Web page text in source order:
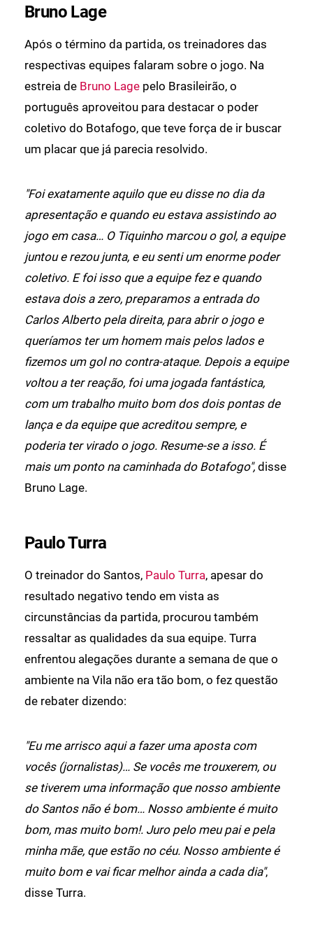
Bruno Lage
Após o término da partida, os treinadores das
respectivas equipes falaram sobre o jogo. Na
estreia de Bruno Lage pelo Brasileirão, o
português aproveitou para destacar o poder
coletivo do Botafogo, que teve força de ir buscar
um placar que já parecia resolvido.
"Foi exatamente aquilo que eu disse no dia da
apresentação e quando eu estava assistindo ao
jogo em casa… O Tiquinho marcou o gol, a equipe
juntou e rezou junta, e eu senti um enorme poder
coletivo. E foi isso que a equipe fez e quando
estava dois a zero, preparamos a entrada do
Carlos Alberto pela direita, para abrir o jogo e
queríamos ter um homem mais pelos lados e
fizemos um gol no contra-ataque. Depois a equipe
voltou a ter reação, foi uma jogada fantástica,
com um trabalho muito bom dos dois pontas de
lança e da equipe que acreditou sempre, e
poderia ter virado o jogo. Resume-se a isso. É
mais um ponto na caminhada do Botafogo", disse
Bruno Lage.
Paulo Turra
O treinador do Santos, Paulo Turra, apesar do
resultado negativo tendo em vista as
circunstâncias da partida, procurou também
ressaltar as qualidades da sua equipe. Turra
enfrentou alegações durante a semana de que o
ambiente na Vila não era tão bom, o fez questão
de rebater dizendo:
"Eu me arrisco aqui a fazer uma aposta com
vocês (jornalistas)… Se vocês me trouxerem, ou
se tiverem uma informação que nosso ambiente
do Santos não é bom… Nosso ambiente é muito
bom, mas muito bom!. Juro pelo meu pai e pela
minha mãe, que estão no céu. Nosso ambiente é
muito bom e vai ficar melhor ainda a cada dia",
disse Turra.